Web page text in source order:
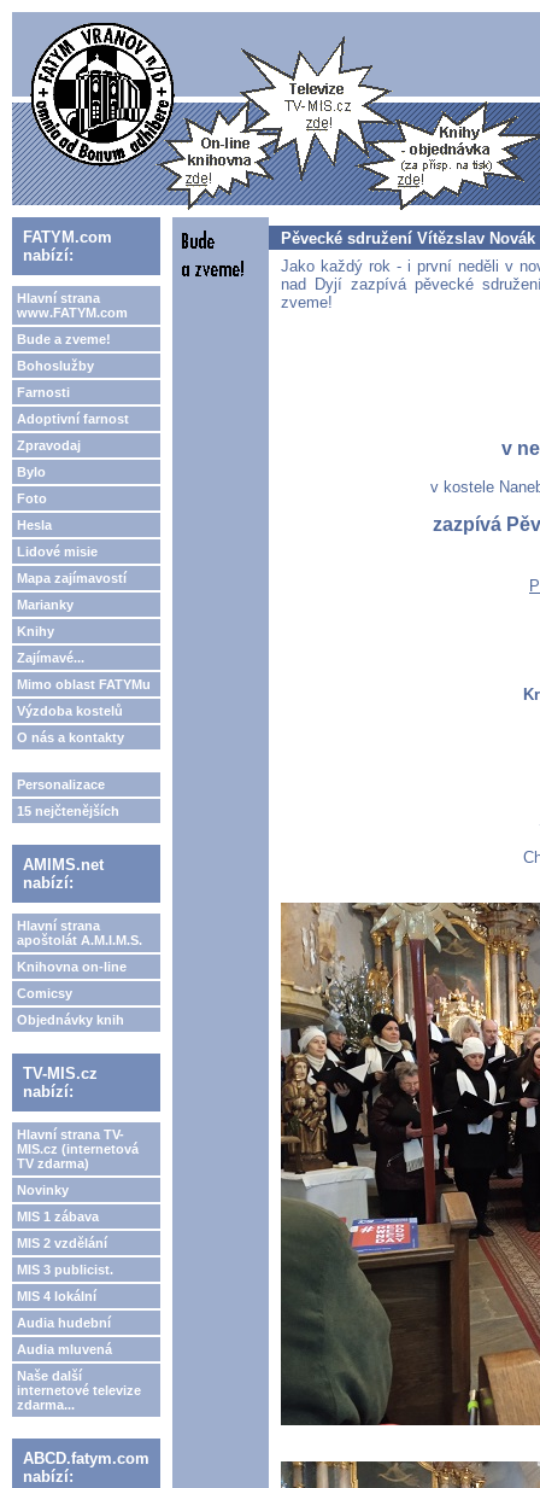
FATYM.com
nabízí:
Hlavní strana
www.FATYM.com
Bude a zveme!
Bohoslužby
Farnosti
Adoptivní farnost
Zpravodaj
Bylo
Foto
Hesla
Lidové misie
Mapa zajímavostí
Marianky
Knihy
Zajímavé...
Mimo oblast FATYMu
Výzdoba kostelů
O nás a kontakty
Personalizace
15 nejčtenějších
AMIMS.net
nabízí:
Hlavní strana
apoštolát A.M.I.M.S.
Knihovna on-line
Comicsy
Objednávky knih
TV-MIS.cz
nabízí:
Hlavní strana TV-
MIS.cz (internetová
TV zdarma)
Novinky
MIS 1 zábava
MIS 2 vzdělání
MIS 3 publicist.
MIS 4 lokální
Audia hudební
Audia mluvená
Naše další
internetové televize
zdarma...
ABCD.fatym.com
nabízí:
Pěvecké sdružení Vítězslav Novák
Jako každý rok - i první neděli v
nad Dyjí zazpívá pěvecké
zveme!
v
v kostele
zazpívá